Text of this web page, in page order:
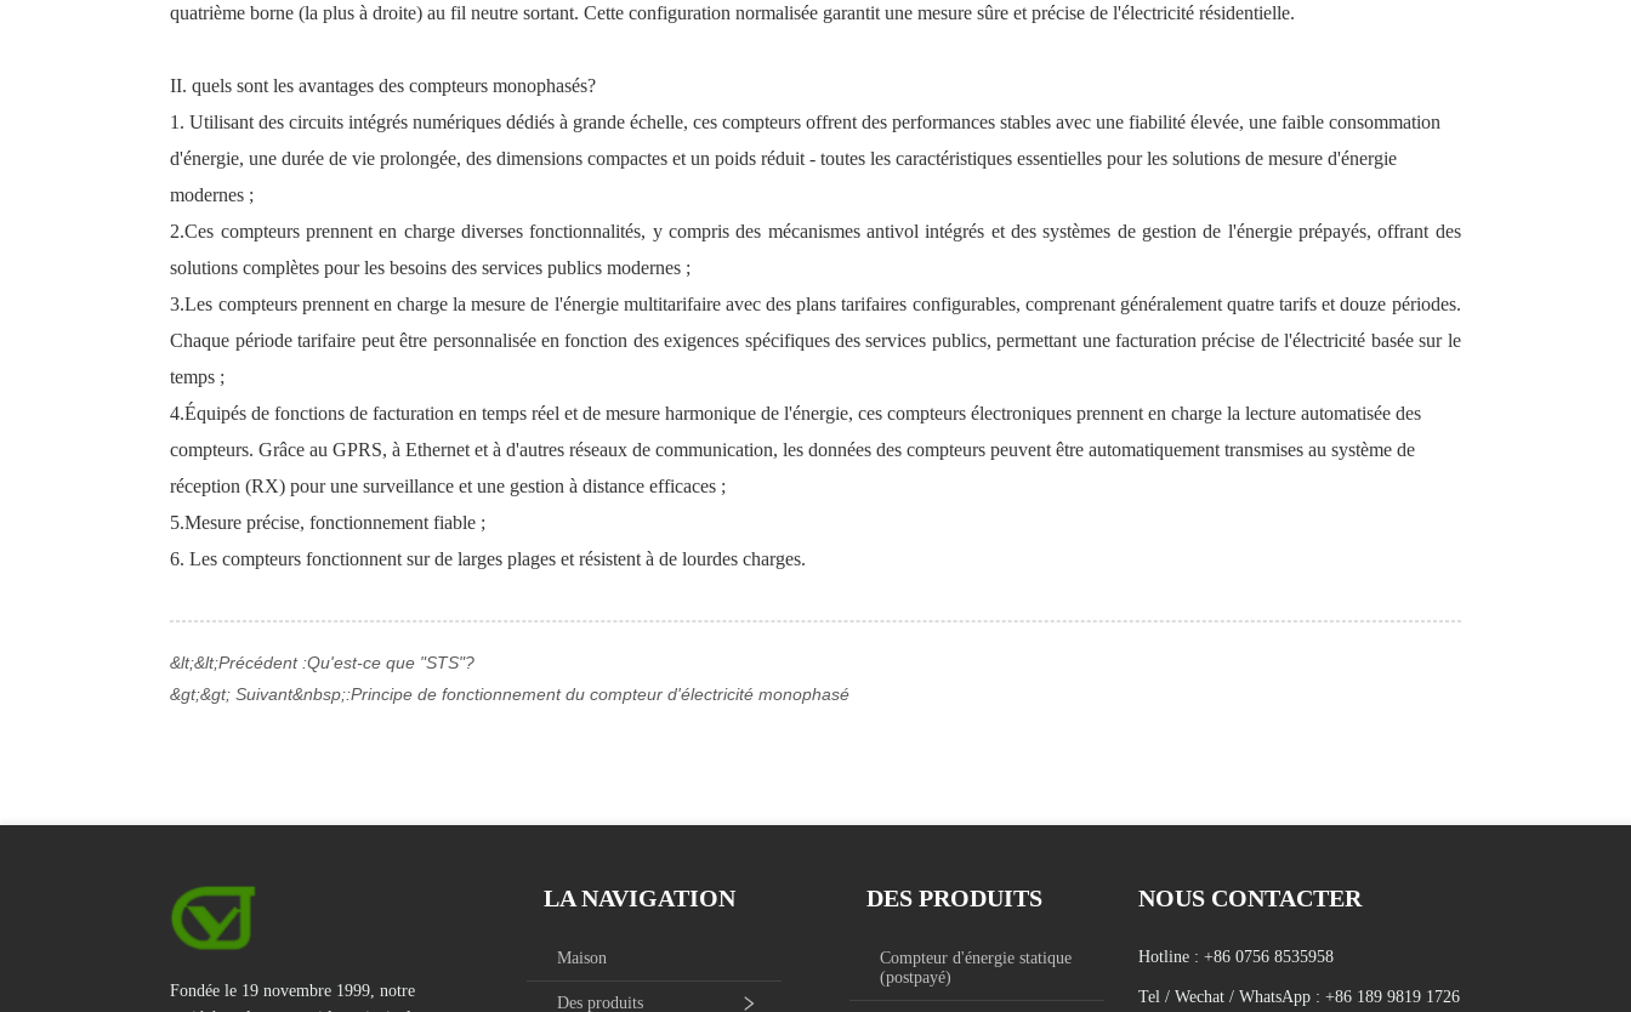
quatrième borne (la plus à droite) au fil neutre sortant. Cette configuration normalisée garantit une mesure sûre et précise de l'électricité résidentielle.
II. quels sont les avantages des compteurs monophasés?
1. Utilisant des circuits intégrés numériques dédiés à grande échelle, ces compteurs offrent des performances stables avec une fiabilité élevée, une faible consommation
d'énergie, une durée de vie prolongée, des dimensions compactes et un poids réduit - toutes les caractéristiques essentielles pour les solutions de mesure d'énergie
modernes ;
2.Ces compteurs prennent en charge diverses fonctionnalités, y compris des mécanismes antivol intégrés et des systèmes de gestion de l'énergie prépayés, offrant des
solutions complètes pour les besoins des services publics modernes ;
3.Les compteurs prennent en charge la mesure de l'énergie multitarifaire avec des plans tarifaires configurables, comprenant généralement quatre tarifs et douze périodes.
Chaque période tarifaire peut être personnalisée en fonction des exigences spécifiques des services publics, permettant une facturation précise de l'électricité basée sur le
temps ;
4.Équipés de fonctions de facturation en temps réel et de mesure harmonique de l'énergie, ces compteurs électroniques prennent en charge la lecture automatisée des
compteurs. Grâce au GPRS, à Ethernet et à d'autres réseaux de communication, les données des compteurs peuvent être automatiquement transmises au système de
réception (RX) pour une surveillance et une gestion à distance efficaces ;
5.Mesure précise, fonctionnement fiable ;
6. Les compteurs fonctionnent sur de larges plages et résistent à de lourdes charges.
&lt;&lt;Précédent :Qu'est-ce que "STS"?
&gt;&gt; Suivant&nbsp;:Principe de fonctionnement du compteur d'électricité monophasé
Fondée le 19 novembre 1999, notre
LA NAVIGATION
Maison
Des produits
DES PRODUITS
Compteur d'énergie statique
(postpayé)
NOUS CONTACTER
Hotline : +86 0756 8535958
Tel / Wechat / WhatsApp : +86 189 9819 1726